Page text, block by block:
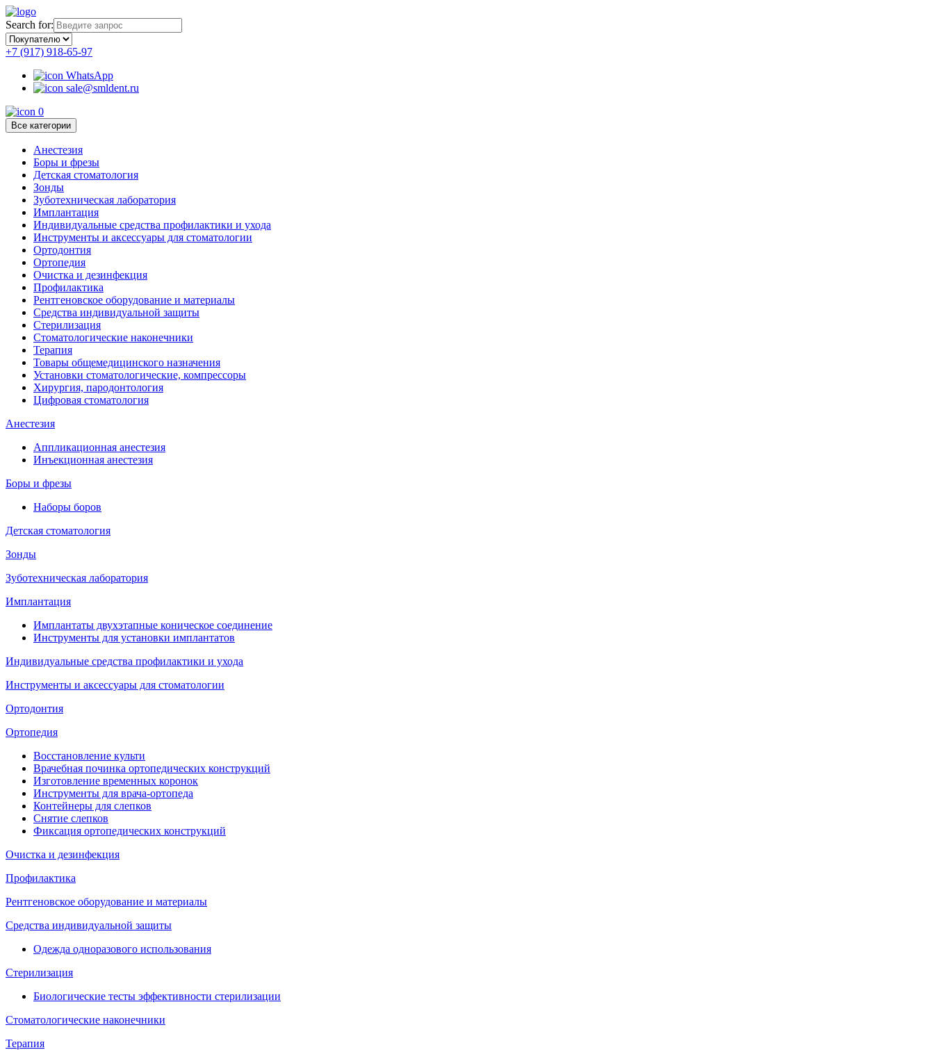
Search for:
+7 (917) 918-65-97
WhatsApp
sale@smldent.ru
0
Все категории
Анестезия
Боры и фрезы
Детская стоматология
Зонды
Зуботехническая лаборатория
Имплантация
Индивидуальные средства профилактики и ухода
Инструменты и аксессуары для стоматологии
Ортодонтия
Ортопедия
Очистка и дезинфекция
Профилактика
Рентгеновское оборудование и материалы
Средства индивидуальной защиты
Стерилизация
Стоматологические наконечники
Терапия
Товары общемедицинского назначения
Установки стоматологические, компрессоры
Хирургия, пародонтология
Цифровая стоматология
Анестезия
Аппликационная анестезия
Инъекционная анестезия
Боры и фрезы
Наборы боров
Детская стоматология
Зонды
Зуботехническая лаборатория
Имплантация
Имплантаты двухэтапные коническое соединение
Инструменты для установки имплантатов
Индивидуальные средства профилактики и ухода
Инструменты и аксессуары для стоматологии
Ортодонтия
Ортопедия
Восстановление культи
Врачебная починка ортопедических конструкций
Изготовление временных коронок
Инструменты для врача-ортопеда
Контейнеры для слепков
Снятие слепков
Фиксация ортопедических конструкций
Очистка и дезинфекция
Профилактика
Рентгеновское оборудование и материалы
Средства индивидуальной защиты
Одежда одноразового использования
Стерилизация
Биологические тесты эффективности стерилизации
Стоматологические наконечники
Терапия